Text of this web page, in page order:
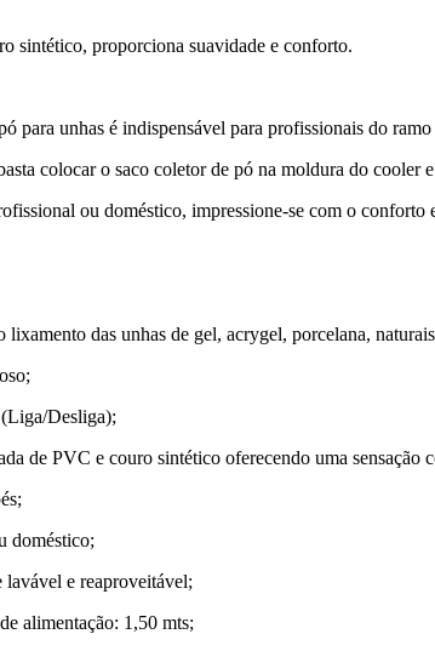
sintético, proporciona suavidade e conforto.
para unhas é indispensável para profissionais do
colocar o saco coletor de pó na moldura do
ou doméstico, impressione-se com o conforto
lixamento das unhas de gel, acrygel, porcelana,
Desliga);
de PVC e couro sintético oferecendo uma sensação
doméstico;
e reaproveitável;
alimentação: 1,50 mts;